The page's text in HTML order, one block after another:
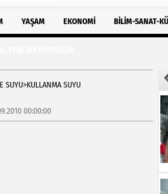
YAŞAM EKONOMI BILIM-SANAT-
SUYU>KULLANMA SUYU
00:00:00